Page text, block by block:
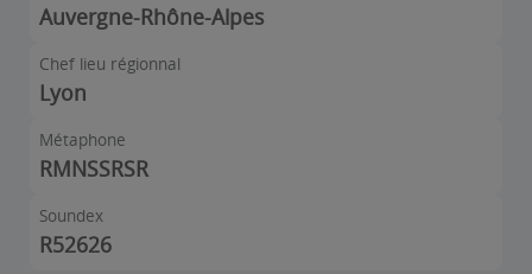
Auvergne-Rhône-Alpes
Chef lieu régionnal
Lyon
Métaphone
RMNSSRSR
Soundex
R52626